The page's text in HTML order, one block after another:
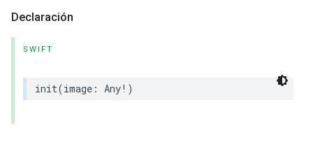
Declaración
SWIFT
init(image : Any! )